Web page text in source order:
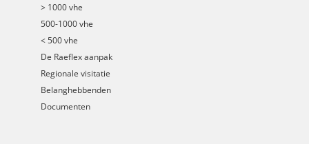
> 1000 vhe
500-1000 vhe
< 500 vhe
De Raeflex aanpak
Regionale visitatie
Belanghebbenden
Documenten